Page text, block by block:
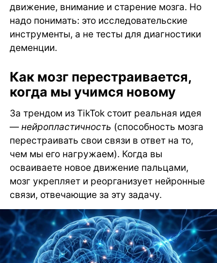
движение, внимание и старение мозга. Но
надо понимать: это исследовательские
инструменты, а не тесты для диагностики
деменции.
Как мозг перестраивается,
когда мы учимся новому
За трендом из TikTok стоит реальная идея
— нейропластичность (способность мозга
перестраивать свои связи в ответ на то,
чем мы его нагружаем). Когда вы
осваиваете новое движение пальцами,
мозг укрепляет и реорганизует нейронные
связи, отвечающие за эту задачу.